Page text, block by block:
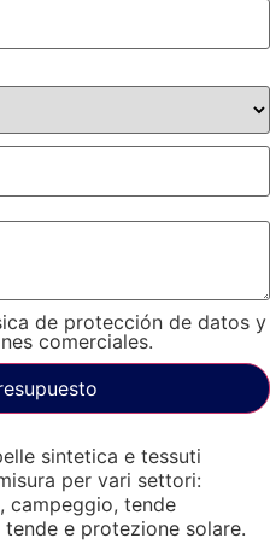
de protección de datos y
comerciales.
sintetica e tessuti
per vari settori:
campeggio, tende
e protezione solare.